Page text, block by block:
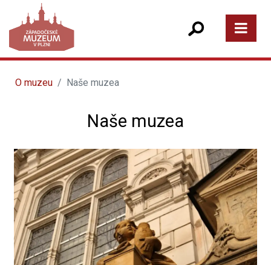
O muzeu Naše muzea
Naše muzea